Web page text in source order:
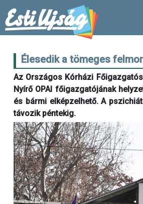
Élesedik a tömeges
Az Országos Kórházi
Nyírő OPAI főigazgatójának
és bármi elképzelhető. A
távozik péntekig.